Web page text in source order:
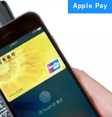
Apple Pay